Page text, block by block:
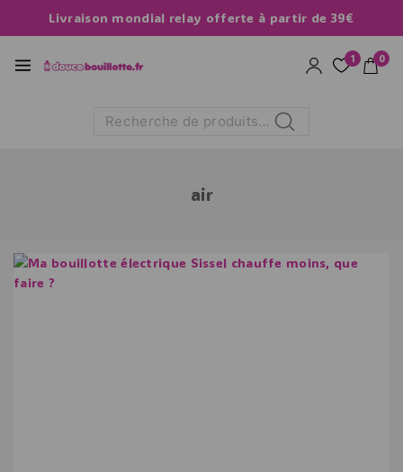
Livraison mondial relay offerte à partir de 39€
1 0
Recherche
air